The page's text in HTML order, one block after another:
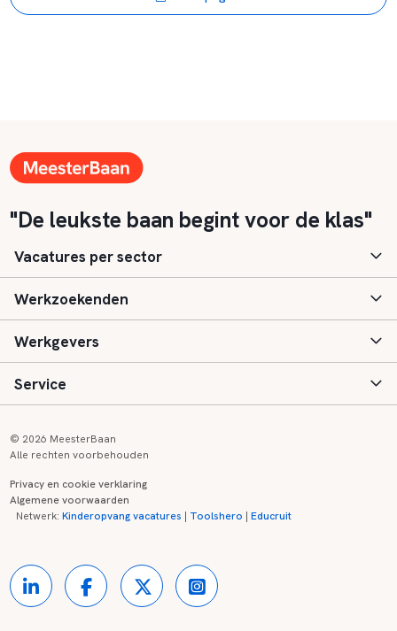
"De leukste baan begint voor de klas"
Vacatures per sector
Basisonderwijs
Speciaal (basis) onderwijs
Voortgezet onderwijs
Kinderopvang
Werkzoekenden
Aanmelden
Vacatures
Zij-instroom informatie
Onderwijsregio's
Werkgevers
Inloggen
Registreren
Contact
Service
Onderwijs links
Partners
© 2026 MeesterBaan
Alle rechten voorbehouden
Privacy en cookie verklaring
Algemene voorwaarden
Netwerk:Kinderopvang vacatures | Toolshero |Educruit